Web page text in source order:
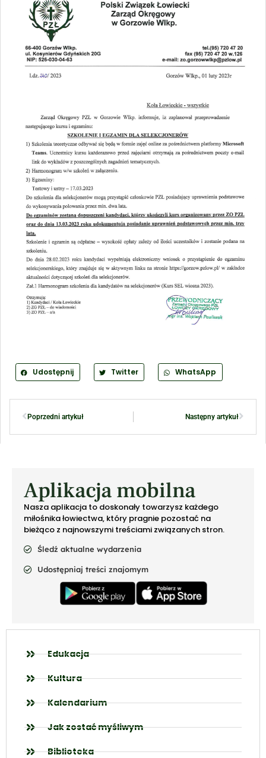
Udostępnij Twitter WhatsApp
Poprzedni artykuł Następny artykuł
Aplikacja mobilna
Nasza aplikacja to doskonały towarzysz każdego
miłośnika łowiectwa, który pragnie pozostać na
bieżąco z najnowszymi treściami związanych stron.
Śledź aktualne wydarzenia
Udostępniaj treści znajomym
Edukacja
Kultura
Kalendarium
Jak zostać myśliwym
Biblioteka